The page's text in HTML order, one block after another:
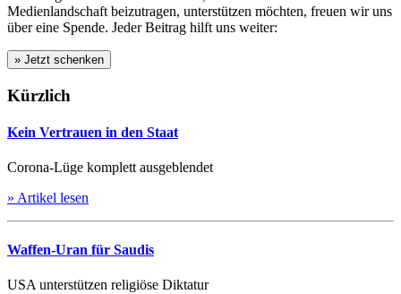
Medienlandschaft beizutragen, unterstützen möchten, freuen wir uns
über eine Spende. Jeder Beitrag hilft uns weiter:
Kürzlich
Kein Vertrauen in den Staat
Corona-Lüge komplett ausgeblendet
» Artikel lesen
Waffen-Uran für Saudis
USA unterstützen religiöse Diktatur